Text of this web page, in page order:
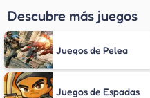
Descubre más juegos
Juegos de Pelea
Juegos de Espadas